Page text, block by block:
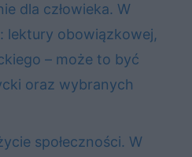
dla człowieka. W
lektury obowiązkowej,
– może to być
oraz wybranych
społeczności. W